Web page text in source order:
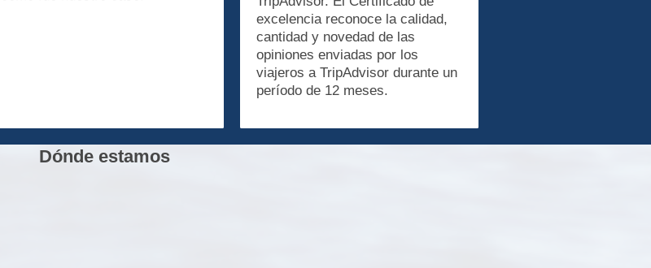
excelencia reconoce la calidad,
cantidad y novedad de las
opiniones enviadas por los
viajeros a TripAdvisor durante un
período de 12 meses.
Dónde estamos